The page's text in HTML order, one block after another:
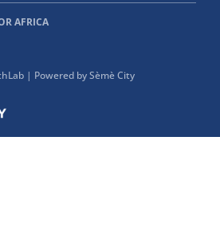
AFRICA
| Powered by Sèmè City